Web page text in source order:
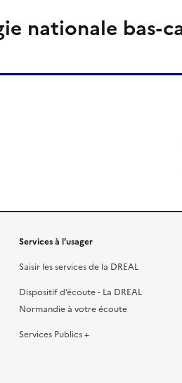
nationale bas-
Services à l’usager
Saisir les services de la DREAL
Dispositif d’écoute - La DREAL
Normandie à votre écoute
Services Publics +